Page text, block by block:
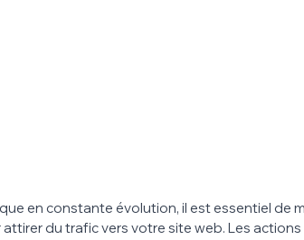
en constante évolution, il est essentiel de
du trafic vers votre site web. Les